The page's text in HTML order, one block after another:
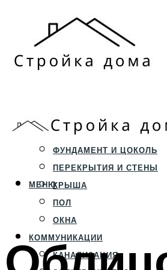
СТРОИТЕЛЬСТВО
ФУНДАМЕНТ И ЦОКОЛЬ
ПЕРЕКРЫТИЯ И СТЕНЫ
КРЫША
ПОЛ
ОКНА
КОММУНИКАЦИИ
КАНАЛИЗАЦИЯ
МЕНЮ